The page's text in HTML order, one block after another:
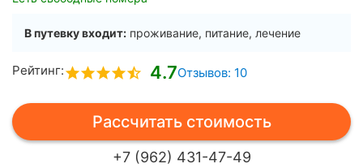
В путевку входит: проживание, питание, лечение
Рейтинг: 4.7Отзывов: 10
Рассчитать стоимость
+7 (962) 431-47-49